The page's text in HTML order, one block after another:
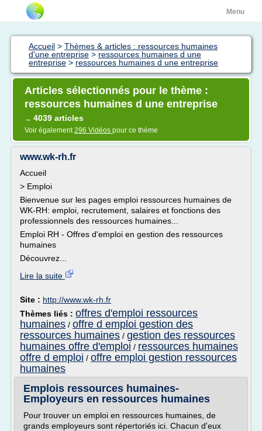
Menu
Accueil > Thèmes & articles : ressources humaines
d'une entreprise > ressources humaines d une
entreprise > ressources humaines d une entreprise
Articles sélectionnés pour le thème :
ressources humaines d une entreprise
→ 4039 articles
Voir également296 Vidéos pour ce thème
www.wk-rh.fr
Accueil
> Emploi
Bienvenue sur les pages emploi ressources humaines de
WK-RH: emploi, recrutement, salaires et fonctions des
professionnels des ressources humaines...
Emploi RH - Offres d'emploi en gestion des ressources
humaines
Découvrez...
Lire la suite
Site : http://www.wk-rh.fr
Thèmes liés : offres d'emploi ressources
humaines / offre d emploi gestion des
ressources humaines / gestion des ressources
humaines offre d'emploi / ressources humaines
offre d emploi / offre emploi gestion ressources
humaines
Emplois ressources humaines-
Employeurs en ressources humaines
Pour trouver un emploi en ressources humaines, de
grands employeurs sont répertoriés ici. Chacun d'eux